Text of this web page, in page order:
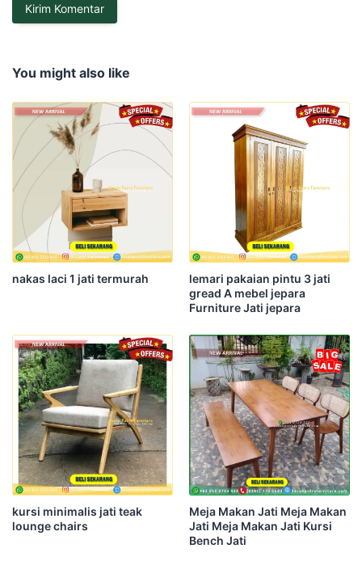
You might also like
nakas laci 1 jati termurah
lemari pakaian pintu 3 jati
gread A mebel jepara
Furniture Jati jepara
kursi minimalis jati teak
lounge chairs
Meja Makan Jati Meja Makan
Jati Meja Makan Jati Kursi
Bench Jati